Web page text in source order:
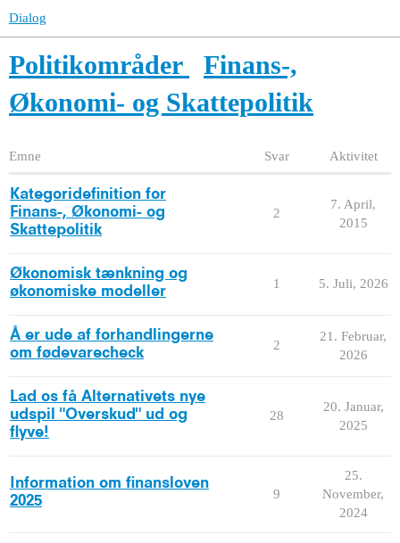
Dialog
Politikområder
Finans-,
Økonomi- og Skattepolitik
Emne Svar Aktivitet
Kategoridefinition for
Finans-, Økonomi- og
Skattepolitik
2
7. April,
2015
Økonomisk tænkning og
økonomiske modeller
1 5. Juli, 2026
Å er ude af forhandlingerne
om fødevarecheck
2
21. Februar,
2026
Lad os få Alternativets nye
udspil "Overskud" ud og
flyve!
28
20. Januar,
2025
Information om finansloven
2025
9
25.
November,
2024